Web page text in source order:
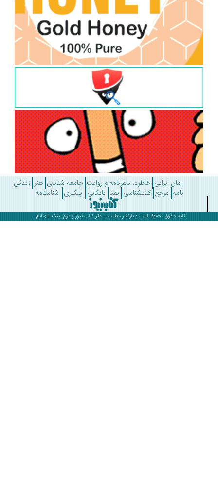
رمان ایرانی خاطره، سفرنامه و روایت جامعه شناسی هنر زندگی
مرجع کتابشناسی نقد بایگانی پیگیری شناسنامه
کلیه حقوق محفوظ است و بازنشر مطالب با ذکرکتاب نیوز و درج لینک، بلامانع .